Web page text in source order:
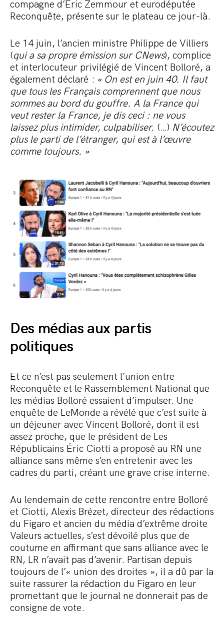
compagne d’Eric Zemmour et eurodéputée
Reconquête, présente sur le plateau ce jour-là.
Le 14 juin, l’ancien ministre Philippe de Villiers
(qui a sa propre émission sur CNews), complice
et interlocuteur privilégié de Vincent Bolloré, a
également déclaré : « On est en juin 40. Il faut
que tous les Français comprennent que nous
sommes au bord du gouffre. A la France qui
veut rester la France, je dis ceci : ne vous
laissez plus intimider, culpabiliser. (…) N’écoutez
plus le parti de l’étranger, qui est à l’œuvre
comme toujours. »
Des médias aux partis
politiques
Et ce n’est pas seulement l’union entre
Reconquête et le Rassemblement National que
les médias Bolloré essaient d’impulser. Une
enquête de LeMonde a révélé que c’est suite à
un déjeuner avec Vincent Bolloré, dont il est
assez proche, que le président de Les
Républicains Éric Ciotti a proposé au RN une
alliance sans même s’en entretenir avec les
cadres du parti, créant une grave crise interne.
Au lendemain de cette rencontre entre Bolloré
et Ciotti, Alexis Brézet, directeur des rédactions
du Figaro et ancien du média d’extrême droite
Valeurs actuelles, s’est dévoilé plus que de
coutume en affirmant que sans alliance avec le
RN, LR n’avait pas d’avenir. Partisan depuis
toujours de l’« union des droites », il a dû par la
suite rassurer la rédaction du Figaro en leur
promettant que le journal ne donnerait pas de
consigne de vote.